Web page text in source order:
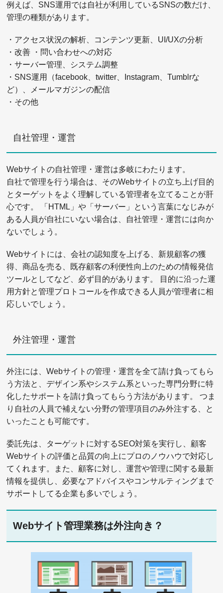
例えば、SNS運用では自社が利用しているSNSの数だけ、
管理の種類があります。
・アクセス状況の解析、コンテンツ更新、UI/UXの分析
・改善 ・問い合わせへの対応
・サーバー管理、システム調整
・SNS運用（facebook、twitter、Instagram、Tumblrな
ど）、メールマガジンの配信
・その他
自社管理・運営
Webサイトの自社管理・運営は多岐にわたります。
自社で管理を行う場合は、そのWebサイトの立ち上げ目的
とターゲットをよく理解している管理者を立てることが肝
心です。 「HTML」や「サーバー」という言葉になじみが
ある人員が自社にいない場合は、自社管理・運営には向か
ないでしょう。
Webサイトには、会社の認知度を上げる、新規顧客の獲
得、商品を売る、既存顧客の利便性向上のための情報発信
ツールとしてなど、必ず目的があります。 目的に沿った運
用方針と管理プロトコールを作成できる人員が管理者に相
応しいでしょう。
外注管理・運営
外注には、Webサイトの管理・運営を全て請け負ってもら
う方法と、デザイン系やシステム系といった専門分野に特
化したサポートを請け負ってもらう方法があります。 つま
り自社の人員で補えない分野の管理項目のみ外注する、と
いったことも可能です。
委託先は、ターゲットに対するSEO対策を実行し、顧客
Webサイトの評価と品質の向上にプロのノウハウで対応し
てくれます。また、顧客に対し、運営や管理に関する最新
情報を提供し、必要なアドバイスやコンサルティングまで
サポートしてる企業も多いでしょう。
Webサイト管理業務は外注向き？